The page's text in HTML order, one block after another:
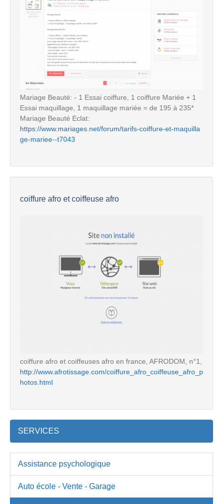
Mariage Beauté: - 1 Essai coiffure, 1 coiffure Mariée + 1
Essai maquillage, 1 maquillage mariée = de 195 à 235*
Mariage Beauté Eclat:
https://www.mariages.net/forum/tarifs-coiffure-et-maquilla
ge-mariee--t7043
coiffure afro et coiffeuse afro
coiffure afro et coiffeuses afro en france, AFRODOM, n°1,
http://www.afrotissage.com/coiffure_afro_coiffeuse_afro_p
hotos.html
SERVICES
Assistance psychologique
Auto école - Vente - Garage